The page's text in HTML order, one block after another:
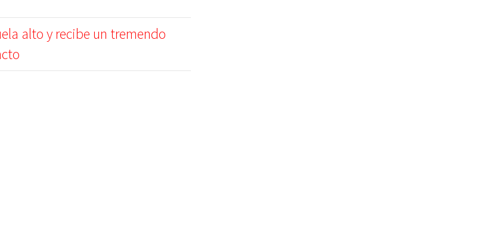
alto y recibe un tremendo